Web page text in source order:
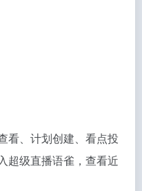
看、计划创建、看点投
超级直播语雀，查看近